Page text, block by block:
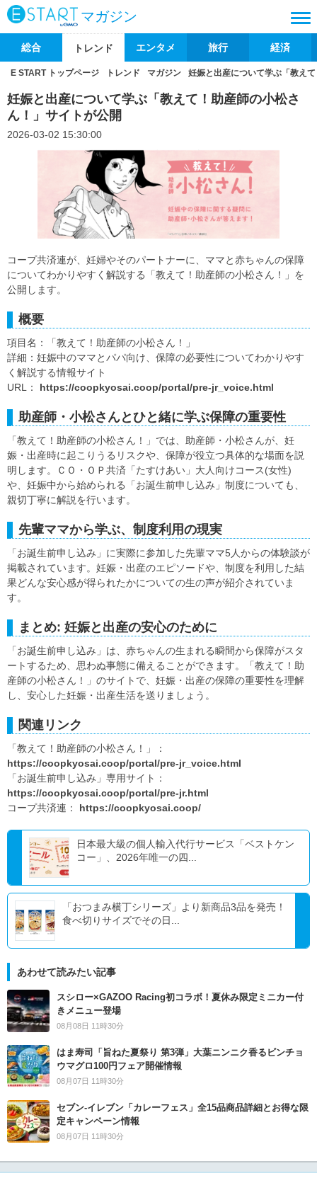
マガジン
総合 トレンド エンタメ 旅行 経済
E START トップページ トレンド マガジン 妊娠と出産について学ぶ「教え
妊娠と出産について学ぶ「教えて！助産師の小松さ
ん！」サイトが公開
2026-03-02 15:30:00
コープ共済連が、妊婦やそのパートナーに、ママと赤ちゃんの保障
についてわかりやすく解説する「教えて！助産師の小松さん！」を
公開します。
概要
項目名：「教えて！助産師の小松さん！」
詳細：妊娠中のママとパパ向け、保障の必要性についてわかりやす
く解説する情報サイト
URL： https://coopkyosai.coop/portal/pre-jr_voice.html
助産師・小松さんとひと緒に学ぶ保障の重要性
「教えて！助産師の小松さん！」では、助産師・小松さんが、妊
娠・出産時に起こりうるリスクや、保障が役立つ具体的な場面を説
明します。ＣＯ・ＯＰ共済「たすけあい」大人向けコース(女性)
や、妊娠中から始められる「お誕生前申し込み」制度についても、
親切丁寧に解説を行います。
先輩ママから学ぶ、制度利用の現実
「お誕生前申し込み」に実際に参加した先輩ママ5人からの体験談が
掲載されています。妊娠・出産のエピソードや、制度を利用した結
果どんな安心感が得られたかについての生の声が紹介されていま
す。
まとめ: 妊娠と出産の安心のために
「お誕生前申し込み」は、赤ちゃんの生まれる瞬間から保障がスタ
ートするため、思わぬ事態に備えることができます。「教えて！助
産師の小松さん！」のサイトで、妊娠・出産の保障の重要性を理解
し、安心した妊娠・出産生活を送りましょう。
関連リンク
「教えて！助産師の小松さん！」：
https://coopkyosai.coop/portal/pre-jr_voice.html
「お誕生前申し込み」専用サイト：
https://coopkyosai.coop/portal/pre-jr.html
コープ共済連： https://coopkyosai.coop/
日本最大級の個人輸入代行サービス「ベストケン
コー」、2026年唯一の四...
「おつまみ横丁シリーズ」より新商品3品を発売！
食べ切りサイズでその日...
あわせて読みたい記事
スシロー×GAZOO Racing初コラボ！夏休み限定ミニカー付
きメニュー登場
08月08日 11時30分
はま寿司「旨ねた夏祭り 第3弾」大葉ニンニク香るビンチョ
ウマグロ100円フェア開催情報
08月07日 11時30分
セブン‐イレブン「カレーフェス」全15品商品詳細とお得な限
定キャンペーン情報
08月07日 11時30分